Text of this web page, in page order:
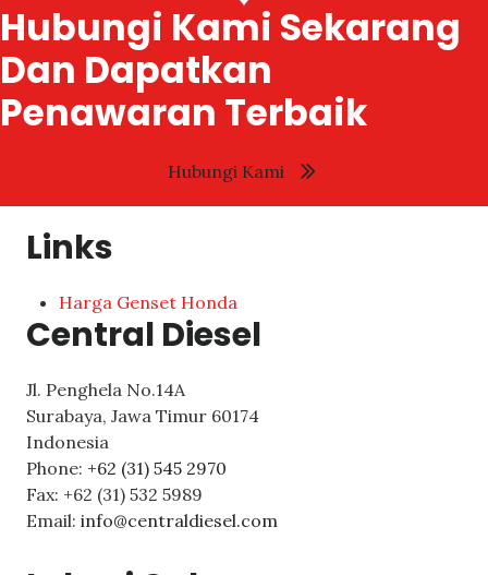
Hubungi Kami Sekarang
Dan Dapatkan
Penawaran Terbaik
Hubungi Kami
Links
Harga Genset Honda
Central Diesel
Jl. Penghela No.14A
Surabaya, Jawa Timur 60174
Indonesia
Phone: +62 (31) 545 2970
Fax: +62 (31) 532 5989
Email: info@centraldiesel.com